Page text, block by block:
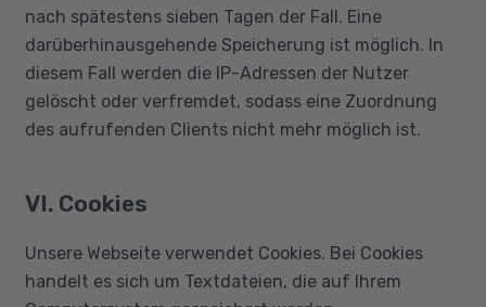
nach spätestens sieben Tagen der Fall. Eine
darüberhinausgehende Speicherung ist möglich. In
diesem Fall werden die IP-Adressen der Nutzer
gelöscht oder verfremdet, sodass eine Zuordnung
des aufrufenden Clients nicht mehr möglich ist.
VI. Cookies
Unsere Webseite verwendet Cookies. Bei Cookies
handelt es sich um Textdateien, die auf Ihrem